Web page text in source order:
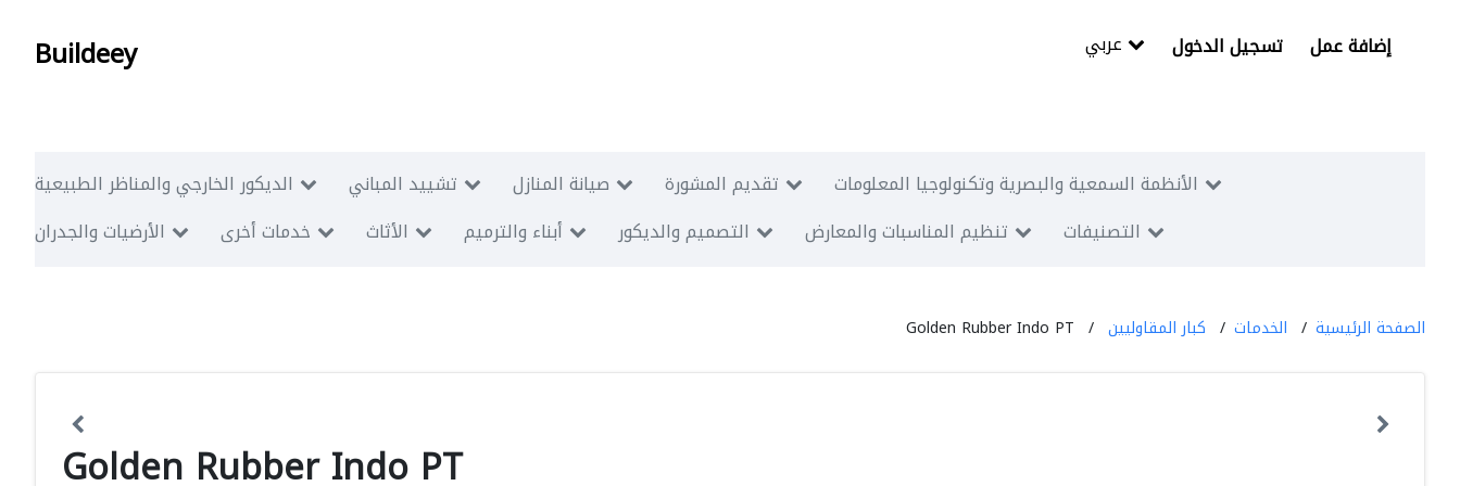
Buildeey تسجيل الدخول إضافة عمل
الديكور الخارجي والمناظر الطبيعية تشييد المباني صيانة المنازل تقديم المشورة
الأنظمة السمعية والبصرية وتكنولوجيا المعلومات
الأرضيات والجدران
خدمات أخرى الأثاث أبناء والترميم التصميم والديكور تنظيم المناسبات والمعارض التصنيفات
الصفحة الرئيسية الخدمات كبار المقاوليين Golden Rubber Indo PT
Golden Rubber Indo PT